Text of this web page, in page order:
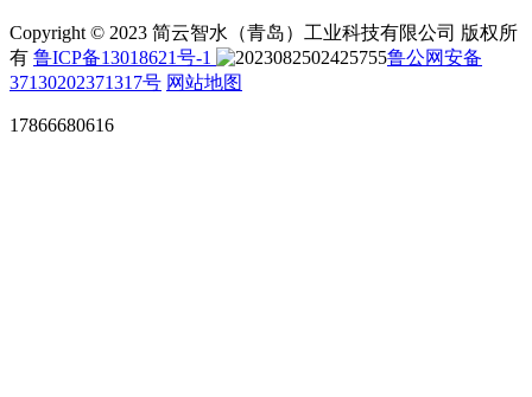
Copyright © 2023 简云智水（青岛）工业科技有限公司 版权所
有 鲁ICP备13018621号-1
鲁公网安备
37130202371317号 网站地图
17866680616